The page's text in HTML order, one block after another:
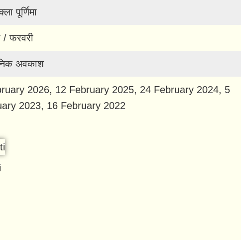
पूर्णिमा
/ फरवरी
अवकाश
2026, 12 February 2025, 24 February 2024, 5
2023, 16 February 2022